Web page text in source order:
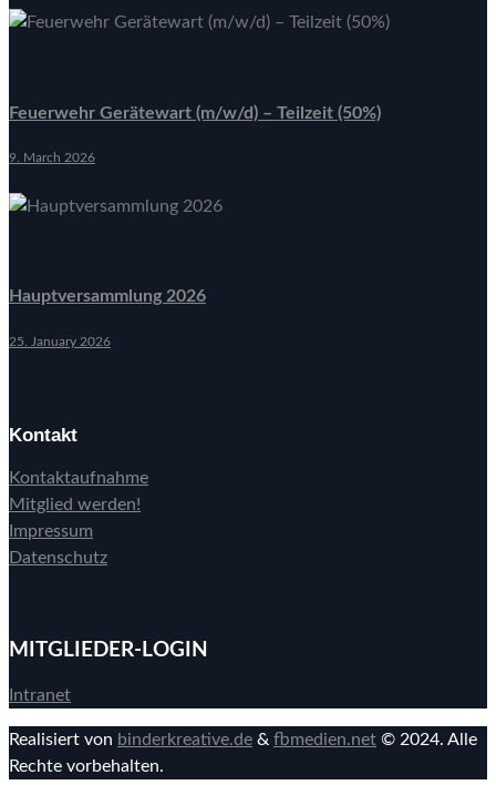
Feuerwehr Gerätewart (m/w/d) – Teilzeit (50%)
9. March 2026
Hauptversammlung 2026
25. January 2026
Kontakt
Kontaktaufnahme
Mitglied werden!
Impressum
Datenschutz
MITGLIEDER-LOGIN
Intranet
Realisiert von binderkreative.de & fbmedien.net © 2024. Alle
Rechte vorbehalten.